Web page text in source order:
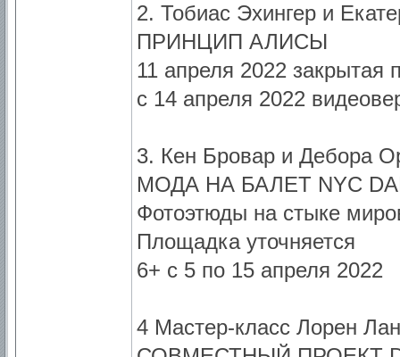
2. Тобиас Эхингер и
ПРИНЦИП АЛИСЫ
11 апреля 2022 закрытая
с 14 апреля 2022
3. Кен Бровар и Дебора
МОДА НА БАЛЕТ NYC
Фотоэтюды на стыке
Площадка уточняется
6+ с 5 по 15 апреля 2022
4 Мастер-класс Лорен